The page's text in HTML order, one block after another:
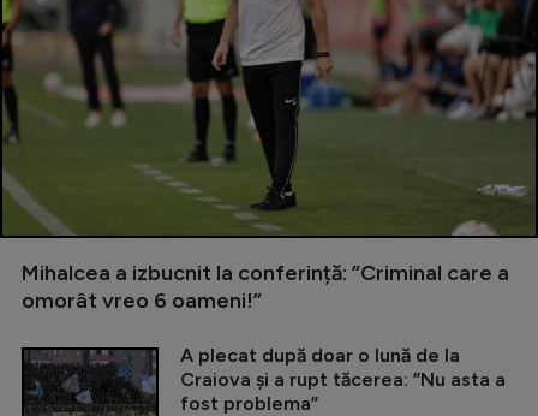
Mihalcea a izbucnit la conferință: ”Criminal care a
omorât vreo 6 oameni!”
A plecat după doar o lună de la
Craiova și a rupt tăcerea: ”Nu asta a
fost problema”